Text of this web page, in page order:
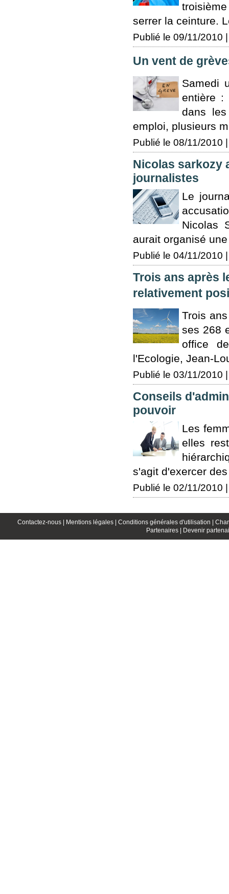
serrer la ceinture.
Publié le 09/11/2010
Un vent de
Samedi
entière :
dans
emploi, plusieurs
Publié le 08/11/2010
Nicolas sarkozy
journalistes
Le
Nicolas
aurait organisé
Publié le 04/11/2010
Trois ans après
relativement
Trois
ses 268
office
l'Ecologie, Jean-
Publié le 03/11/2010
Conseils
pouvoir
Les
elles
s'agit d'exercer
Publié le 02/11/2010
Contactez-nous | Mentions légales | Conditions générales d'utilisation |
Partenaires |
Devenir